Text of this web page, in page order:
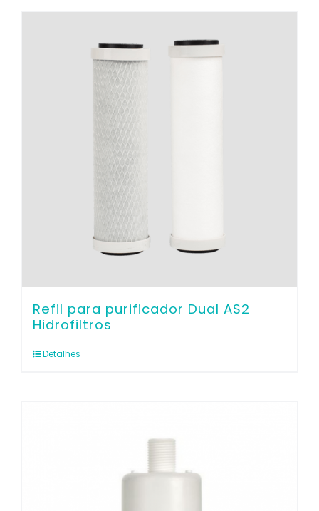
Refil para purificador Dual AS2
Hidrofiltros
Detalhes